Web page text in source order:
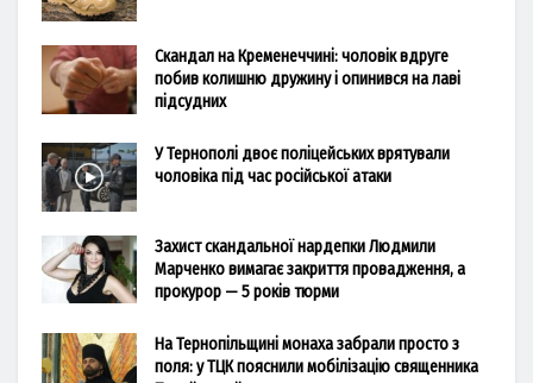
Скандал на Кременеччині: чоловік вдруге
побив колишню дружину і опинився на лаві
підсудних
У Тернополі двоє поліцейських врятували
чоловіка під час російської атаки
Захист скандальної нардепки Людмили
Марченко вимагає закриття провадження, а
прокурор — 5 років тюрми
На Тернопільщині монаха забрали просто з
поля: у ТЦК пояснили мобілізацію священника